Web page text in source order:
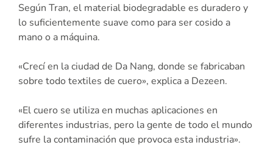
Según Tran, el material biodegradable es duradero y
lo suficientemente suave como para ser cosido a
mano o a máquina.
«Crecí en la ciudad de Da Nang, donde se fabricaban
sobre todo textiles de cuero», explica a Dezeen.
«El cuero se utiliza en muchas aplicaciones en
diferentes industrias, pero la gente de todo el mundo
sufre la contaminación que provoca esta industria».